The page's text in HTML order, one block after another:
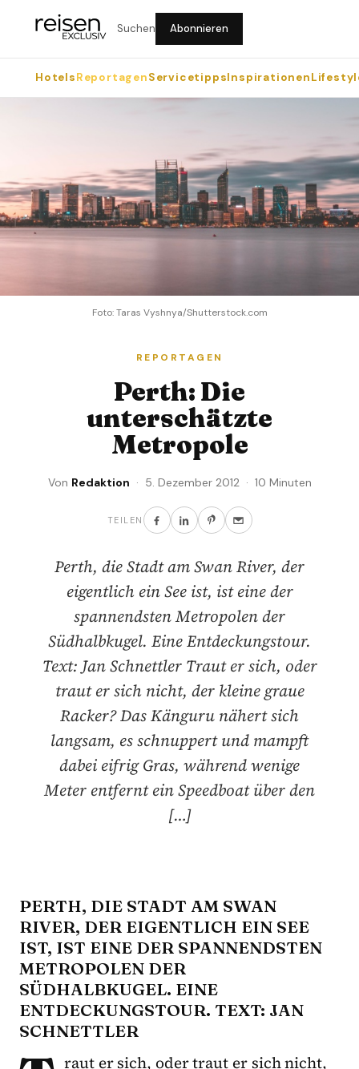
Suchen Abonnieren
HotelsReportagenServicetippsInspirationen
Foto: Taras Vyshnya/Shutterstock.com
REPORTAGEN
Perth: Die
unterschätzte
Metropole
Von Redaktion · 5. Dezember 2012 · 10 Minuten
TEILEN
Perth, die Stadt am Swan River, der
eigentlich ein See ist, ist eine der
spannendsten Metropolen der
Südhalbkugel. Eine Entdeckungstour.
Text: Jan Schnettler Traut er sich, oder
traut er sich nicht, der kleine graue
Racker? Das Känguru nähert sich
langsam, es schnuppert und mampft
dabei eifrig Gras, während wenige
Meter entfernt ein Speedboat über den
[…]
PERTH, DIE STADT AM SWAN
RIVER, DER EIGENTLICH EIN SEE
IST, IST EINE DER SPANNENDSTEN
METROPOLEN DER
SÜDHALBKUGEL. EINE
ENTDECKUNGSTOUR. TEXT: JAN
SCHNETTLER
raut er sich, oder traut er sich nicht,